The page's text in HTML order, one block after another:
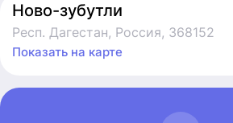
Ново-зубутли
Респ. Дагестан, Россия, 368152
Показать на карте